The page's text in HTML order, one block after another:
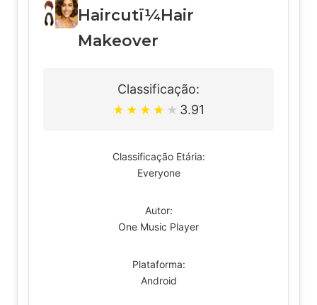
Haircutï¼Hair
Makeover
Classificação:
★ ★ ★ ★ ★ 3.91
Classificação Etária:
Everyone
Autor:
One Music Player
Plataforma:
Android